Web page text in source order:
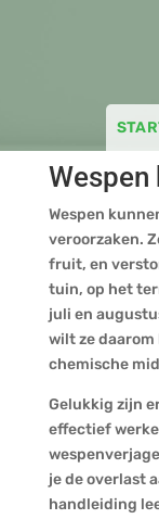
Wespen
veroorzaken.
fruit, en
tuin, op het
juli en
wilt ze
chemische
Gelukkig zijn
effectief
je de overlast
handleiding